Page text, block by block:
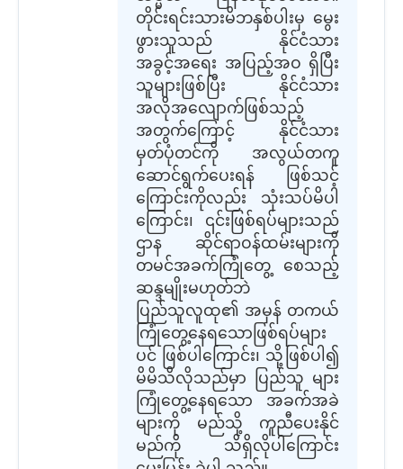
တိုင်းရင်းသားမိဘနှစ်ပါးမှ မွေး
ဖွားသူသည် နိုင်ငံသား
အခွင့်အရေး အပြည့်အဝ ရှိပြီး
သူများဖြစ်ပြီး နိုင်ငံသား
အလိုအလျောက်ဖြစ်သည့်
အတွက်ကြောင့် နိုင်ငံသား
မှတ်ပုံတင်ကို အလွယ်တကူ
ဆောင်ရွက်ပေးရန် ဖြစ်သင့်
ကြောင်းကိုလည်း သုံးသပ်မိပါ
ကြောင်း၊ ၎င်းဖြစ်ရပ်များသည်
ဌာန ဆိုင်ရာဝန်ထမ်းများကို
တမင်အခက်ကြုံတွေ့ စေသည့်
ဆန္ဒမျိုးမဟုတ်ဘဲ
ပြည်သူလူထု၏ အမှန် တကယ်
ကြုံတွေ့နေရသောဖြစ်ရပ်များ
ပင် ဖြစ်ပါကြောင်း၊ သို့ဖြစ်ပါ၍
မိမိသိလိုသည်မှာ ပြည်သူ များ
ကြုံတွေ့နေရသော အခက်အခဲ
များကို မည်သို့ ကူညီပေးနိုင်
မည်ကို သိရှိလိုပါကြောင်း